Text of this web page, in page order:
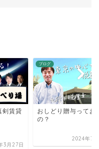
剣賃貸
3月27日
ブログ
おしどり贈与ってお
の？
2024年7